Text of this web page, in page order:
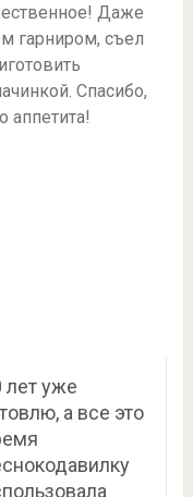
Даже
гарниром, съел
Спасибо,
аппетита!
лет уже
а все это